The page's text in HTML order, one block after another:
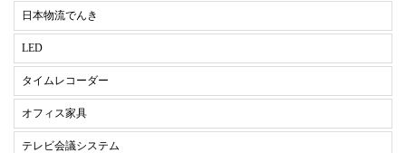
日本物流でんき
LED
タイムレコーダー
オフィス家具
テレビ会議システム